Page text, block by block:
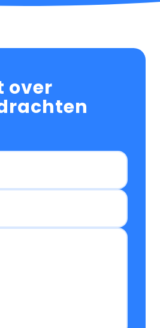
over